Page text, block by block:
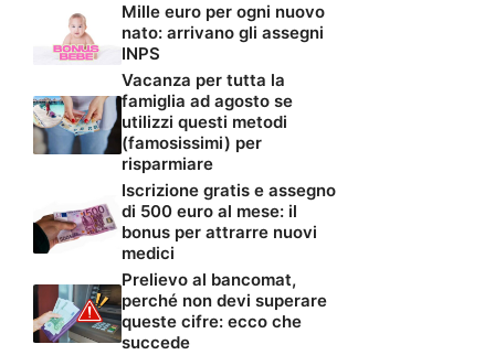
Mille euro per ogni nuovo
nato: arrivano gli assegni
INPS
Vacanza per tutta la
famiglia ad agosto se
utilizzi questi metodi
(famosissimi) per
risparmiare
Iscrizione gratis e assegno
di 500 euro al mese: il
bonus per attrarre nuovi
medici
Prelievo al bancomat,
perché non devi superare
queste cifre: ecco che
succede